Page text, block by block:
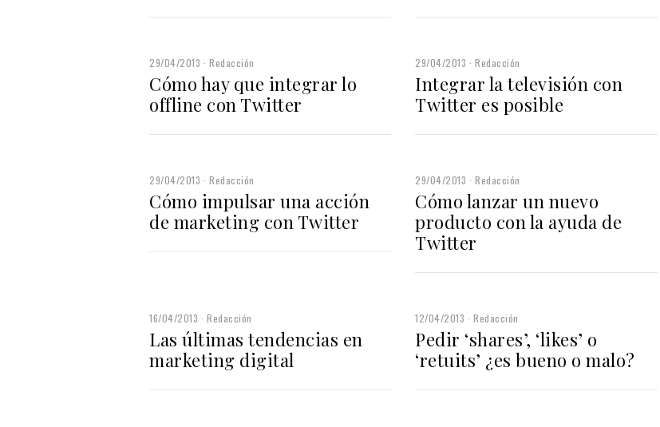
29/04/2013 Redacción
Cómo hay que integrar lo
offline con Twitter
29/04/2013 Redacción
Integrar la televisión con
Twitter es posible
29/04/2013 Redacción
Cómo impulsar una acción
de marketing con Twitter
29/04/2013 Redacción
Cómo lanzar un nuevo
producto con la ayuda de
Twitter
16/04/2013 Redacción
Las últimas tendencias en
marketing digital
12/04/2013 Redacción
Pedir ‘shares’, ‘likes’ o
‘retuits’ ¿es bueno o malo?